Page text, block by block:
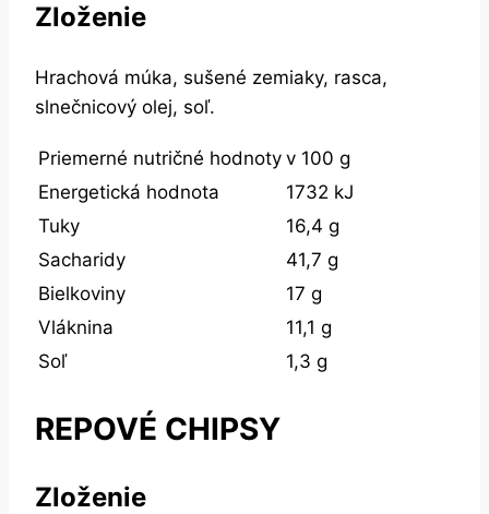
Zloženie
Hrachová múka, sušené zemiaky, rasca,
slnečnicový olej, soľ.
Priemerné nutričné hodnoty v 100 g
Energetická hodnota
1732 kJ
Tuky
16,4 g
Sacharidy
41,7 g
Bielkoviny
17 g
Vláknina
11,1 g
Soľ
1,3 g
REPOVÉ CHIPSY
Zloženie